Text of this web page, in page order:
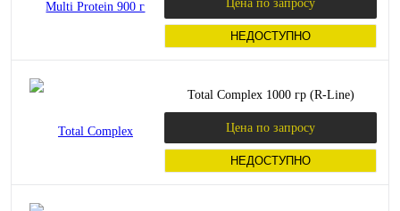
Цена по запросу
НЕДОСТУПНО
Total Complex 1000 гр (R-Line)
Цена по запросу
НЕДОСТУПНО